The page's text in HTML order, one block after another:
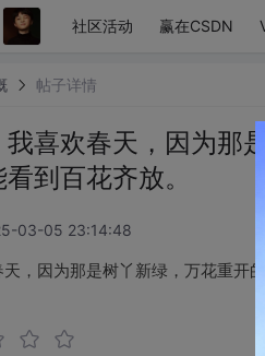
社区活动 赢在CSDN
帖子详情
喜欢春天，因为那
到百花齐放。
03-05 23:14:48
，因为那是树丫新绿，万花重开